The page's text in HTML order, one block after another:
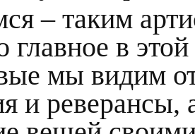
– таким
главное в
мы видим
и